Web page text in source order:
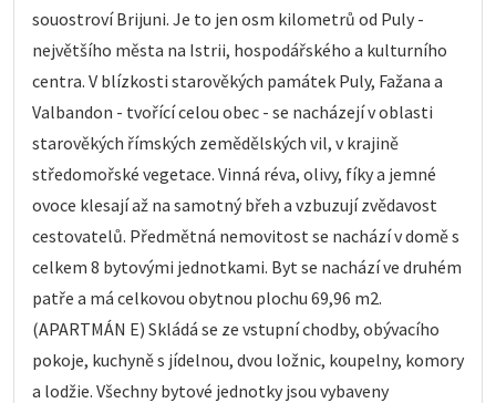
souostroví Brijuni. Je to jen osm kilometrů od Puly -
největšího města na Istrii, hospodářského a kulturního
centra. V blízkosti starověkých památek Puly, Fažana a
Valbandon - tvořící celou obec - se nacházejí v oblasti
starověkých římských zemědělských vil, v krajině
středomořské vegetace. Vinná réva, olivy, fíky a jemné
ovoce klesají až na samotný břeh a vzbuzují zvědavost
cestovatelů. Předmětná nemovitost se nachází v domě s
celkem 8 bytovými jednotkami. Byt se nachází ve druhém
patře a má celkovou obytnou plochu 69,96 m2.
(APARTMÁN E) Skládá se ze vstupní chodby, obývacího
pokoje, kuchyně s jídelnou, dvou ložnic, koupelny, komory
a lodžie. Všechny bytové jednotky jsou vybaveny